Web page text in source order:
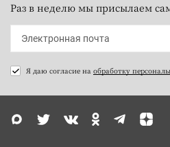
Раз в неделю мы присылаем
Я даю согласие на обработку